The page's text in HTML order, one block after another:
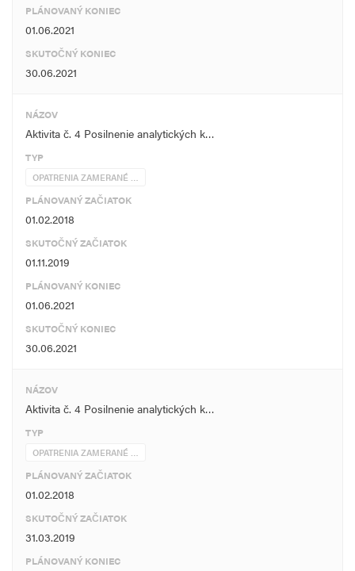
PLÁNOVANÝ KONIEC
01.06.2021
SKUTOČNÝ KONIEC
30.06.2021
NÁZOV
Aktivita č. 4 Posilnenie analytických k…
TYP
OPATRENIA ZAMERANÉ …
PLÁNOVANÝ ZAČIATOK
01.02.2018
SKUTOČNÝ ZAČIATOK
01.11.2019
PLÁNOVANÝ KONIEC
01.06.2021
SKUTOČNÝ KONIEC
30.06.2021
NÁZOV
Aktivita č. 4 Posilnenie analytických k…
TYP
OPATRENIA ZAMERANÉ …
PLÁNOVANÝ ZAČIATOK
01.02.2018
SKUTOČNÝ ZAČIATOK
31.03.2019
PLÁNOVANÝ KONIEC